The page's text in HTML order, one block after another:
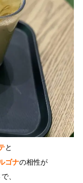
と
ゴナの相性が
、